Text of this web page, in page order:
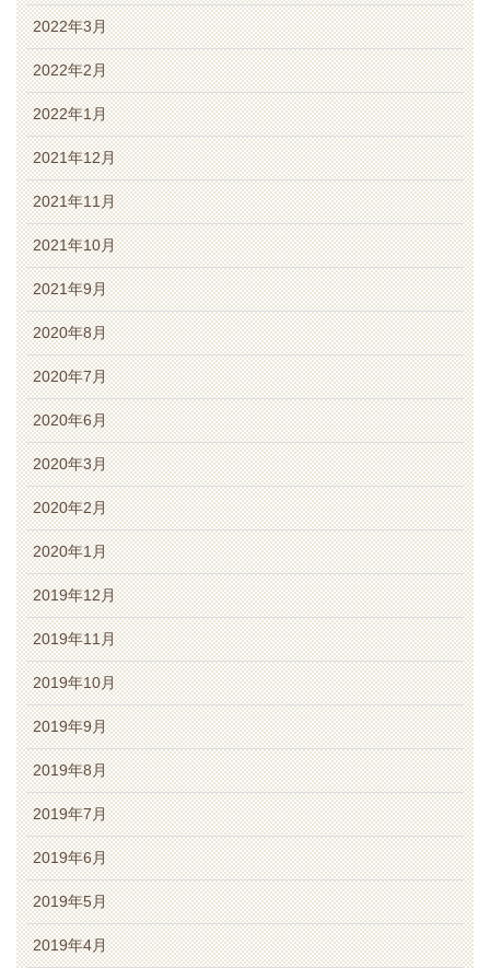
2022年3月
2022年2月
2022年1月
2021年12月
2021年11月
2021年10月
2021年9月
2020年8月
2020年7月
2020年6月
2020年3月
2020年2月
2020年1月
2019年12月
2019年11月
2019年10月
2019年9月
2019年8月
2019年7月
2019年6月
2019年5月
2019年4月